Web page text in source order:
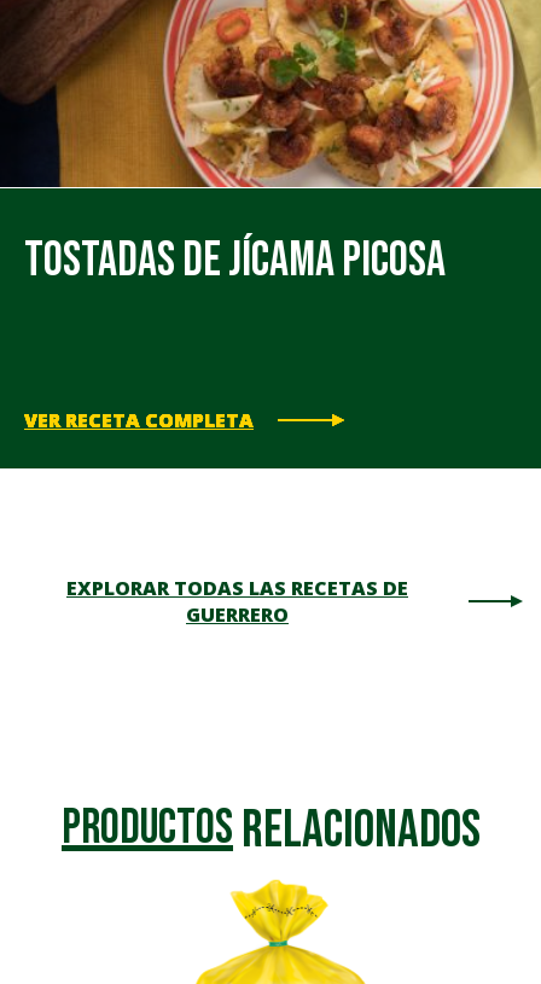
VER RECETA COMPLETA
VER RECETA COMPLETA
VER RECETA COMPLETA
VER RECETA COMPLETA
Tostadas de Jícama Picosa
VER RECETA COMPLETA
EXPLORAR TODAS LAS RECETAS DE
GUERRERO
ProductosRelacionados